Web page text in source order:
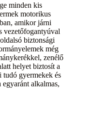
minden kis
motorikus
amikor járni
vezetőfogantyúval
biztonsági
még
zenélő
helyet biztosít a
tudó gyermekek és
alkalmas,